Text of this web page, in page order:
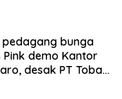
pedagang bunga
Pink demo Kantor
desak PT Toba